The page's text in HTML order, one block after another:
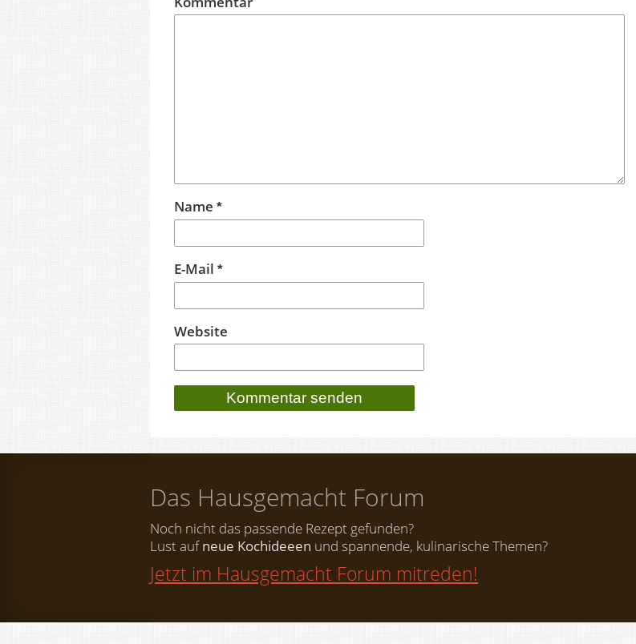
Name *
E-Mail *
Website
Das Hausgemacht Forum
Noch nicht das passende Rezept gefunden?
Lust aufneue Kochideeen und spannende, kulinarische Themen?
Jetzt im Hausgemacht Forum mitreden!